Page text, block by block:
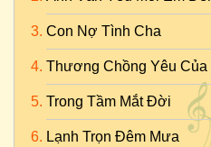
Con Nợ Tình Cha
Thương Chồng Yêu Của
Trong Tầm Mắt Đời
Lạnh Trọn Đêm Mưa